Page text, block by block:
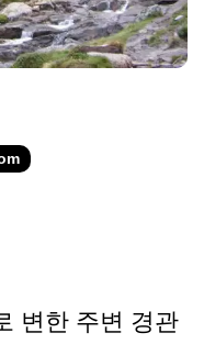
변한 주변 경관